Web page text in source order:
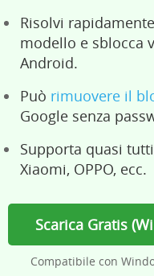
Risolvi
modello e sblocca
Android.
Può rimuovere il
Google senza
Supporta quasi
Xiaomi, OPPO, ecc.
Scarica Gratis
Compatibile con